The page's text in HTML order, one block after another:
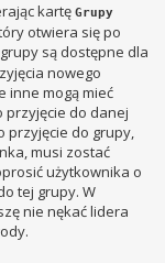
kartęGrupy
otwiera się po
są dostępne dla
nowego
inne mogą mieć
przyjęcie do danej
przyjęcie do grupy,
musi zostać
użytkownika o
tej grupy. W
nie nękać lidera